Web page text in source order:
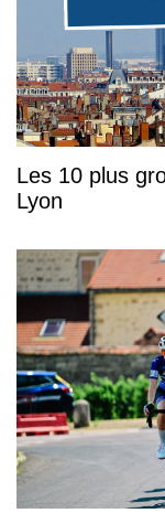
Les 10 plus
Lyon